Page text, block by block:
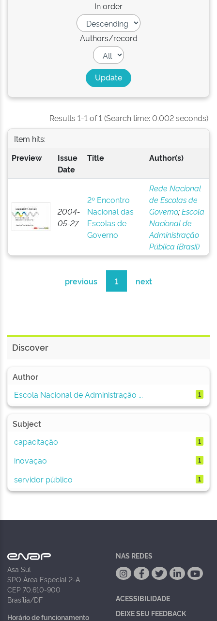
In order
Authors/record
Results 1-1 of 1 (Search time: 0.002 seconds).
Item hits:
Preview
Issue
Date
Title Author(s)
2004-
05-27
2º Encontro
Nacional das
Escolas de
Governo
Rede Nacional
de Escolas de
Governo;Escola
Nacional de
Administração
Pública (Brasil)
previous 1 next
Discover
Author
Escola Nacional de Administração ...
1
Subject
capacitação
1
inovação 1
servidor público 1
Asa Sul
SPO Área Especial 2-A
CEP 70.610-900
Brasília/DF
Horário de funcionamento
NAS REDES
ACESSIBILIDADE
DEIXE SEU FEEDBACK